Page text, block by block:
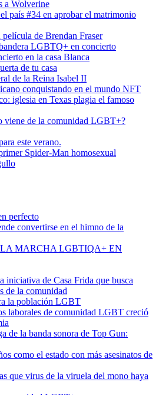
a Wolverine
país #34 en aprobar el matrimonio
de Brendan Fraser
LGBTQ+ en concierto
en la casa Blanca
de tu casa
de la Reina Isabel II
conquistando en el mundo NFT
iglesia en Texas plagia el famoso
viene de la comunidad LGBT+?
este verano.
Spider-Man homosexual
perfecto
convertirse en el himno de la
LA MARCHA LGBTIQA+ EN
de Casa Frida que busca
de la comunidad
la población LGBT
laborales de comunidad LGBT creció
de la banda sonora de Top Gun:
como el estado con más asesinatos de
que virus de la viruela del mono haya